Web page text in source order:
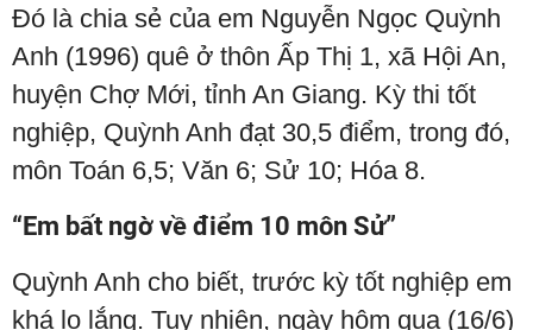
Đó là chia sẻ của em Nguyễn Ngọc Quỳnh
Anh (1996) quê ở thôn Ấp Thị 1, xã Hội An,
huyện Chợ Mới, tỉnh An Giang. Kỳ thi tốt
nghiệp, Quỳnh Anh đạt 30,5 điểm, trong đó,
môn Toán 6,5; Văn 6; Sử 10; Hóa 8.
“Em bất ngờ về điểm 10 môn Sử”
Quỳnh Anh cho biết, trước kỳ tốt nghiệp em
khá lo lắng. Tuy nhiên, ngày hôm qua (16/6)